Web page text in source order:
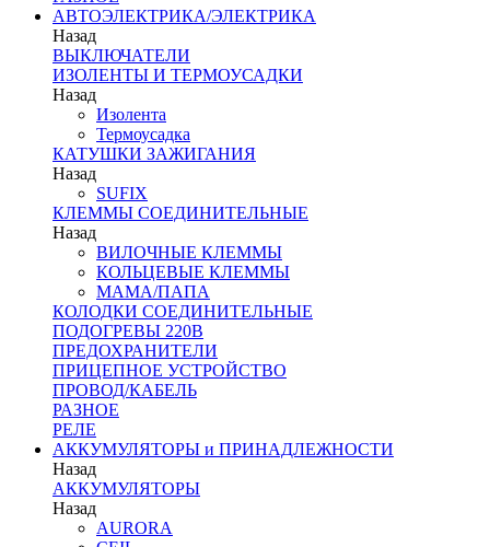
АВТОЭЛЕКТРИКА/ЭЛЕКТРИКА
Назад
ВЫКЛЮЧАТЕЛИ
ИЗОЛЕНТЫ И ТЕРМОУСАДКИ
Назад
Изолента
Термоусадка
КАТУШКИ ЗАЖИГАНИЯ
Назад
SUFIX
КЛЕММЫ СОЕДИНИТЕЛЬНЫЕ
Назад
ВИЛОЧНЫЕ КЛЕММЫ
КОЛЬЦЕВЫЕ КЛЕММЫ
МАМА/ПАПА
КОЛОДКИ СОЕДИНИТЕЛЬНЫЕ
ПОДОГРЕВЫ 220В
ПРЕДОХРАНИТЕЛИ
ПРИЦЕПНОЕ УСТРОЙСТВО
ПРОВОД/КАБЕЛЬ
РАЗНОЕ
РЕЛЕ
АККУМУЛЯТОРЫ и ПРИНАДЛЕЖНОСТИ
Назад
АККУМУЛЯТОРЫ
Назад
AURORA